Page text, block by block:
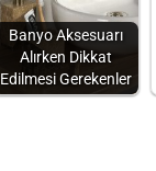
Banyo Aksesuarı
Alırken Dikkat
Edilmesi Gerekenler